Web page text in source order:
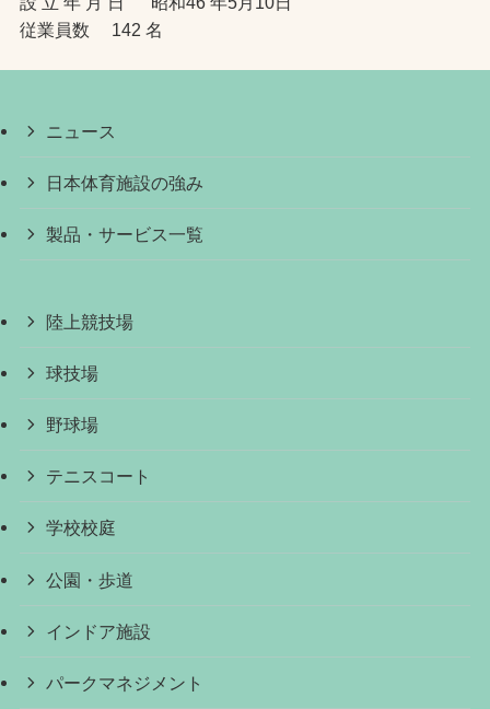
従業員数 142 名
ニュース
日本体育施設の強み
製品・サービス一覧
陸上競技場
球技場
野球場
テニスコート
学校校庭
公園・歩道
インドア施設
パークマネジメント